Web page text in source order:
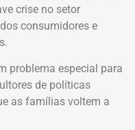
crise no setor
consumidores e
problema especial para
de políticas
as famílias voltem a